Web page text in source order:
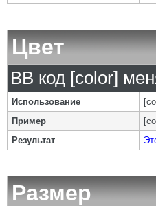
Цвет
BB код [color]
Использование
Пример
Результат
Размер